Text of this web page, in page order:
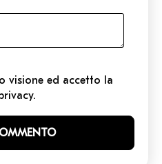
visione ed accetto la